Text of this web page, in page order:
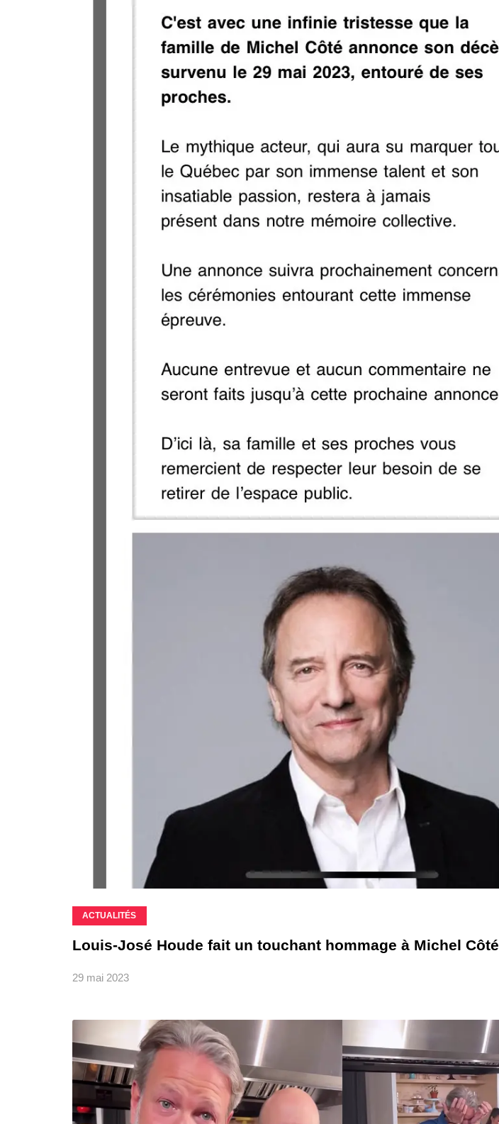
ACTUALITÉS
Louis-José Houde fait un touchant hommage à Michel Côté
29 mai 2023